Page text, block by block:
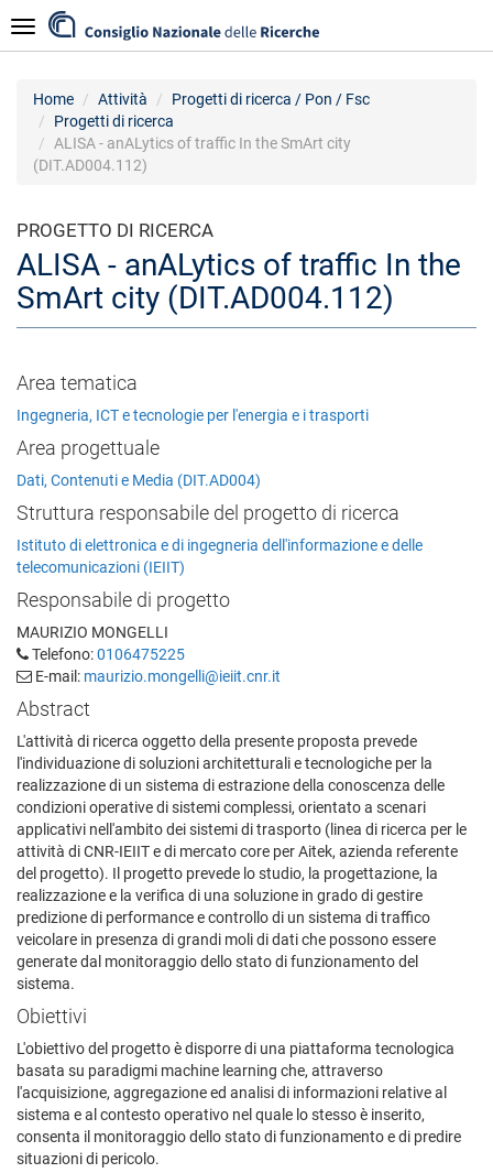
al
contenuto
Navigazione
Home Attività
Progetti di ricerca / Pon / Fsc
Progetti di ricerca
ALISA - anALytics of traffic In the SmArt city
(DIT.AD004.112)
PROGETTO DI RICERCA
ALISA - anALytics of traffic In the
SmArt city (DIT.AD004.112)
Area tematica
Ingegneria, ICT e tecnologie per l'energia e i trasporti
Area progettuale
Dati, Contenuti e Media (DIT.AD004)
Struttura responsabile del progetto di ricerca
Istituto di elettronica e di ingegneria dell'informazione e delle
telecomunicazioni (IEIIT)
Responsabile di progetto
MAURIZIO MONGELLI
Telefono:0106475225
E-mail: maurizio.mongelli@ieiit.cnr.it
Abstract
L'attività di ricerca oggetto della presente proposta prevede
l'individuazione di soluzioni architetturali e tecnologiche per la
realizzazione di un sistema di estrazione della conoscenza delle
condizioni operative di sistemi complessi, orientato a scenari
applicativi nell'ambito dei sistemi di trasporto (linea di ricerca per le
attività di CNR-IEIIT e di mercato core per Aitek, azienda referente
del progetto). Il progetto prevede lo studio, la progettazione, la
realizzazione e la verifica di una soluzione in grado di gestire
predizione di performance e controllo di un sistema di traffico
veicolare in presenza di grandi moli di dati che possono essere
generate dal monitoraggio dello stato di funzionamento del
sistema.
Obiettivi
L'obiettivo del progetto è disporre di una piattaforma tecnologica
basata su paradigmi machine learning che, attraverso
l'acquisizione, aggregazione ed analisi di informazioni relative al
sistema e al contesto operativo nel quale lo stesso è inserito,
consenta il monitoraggio dello stato di funzionamento e di predire
situazioni di pericolo.